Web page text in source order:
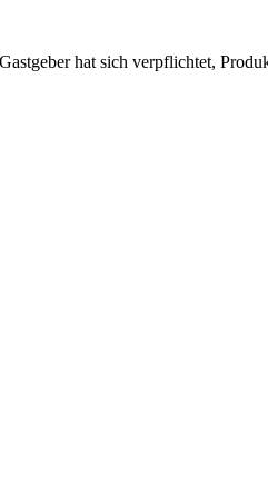
hat sich verpflichtet,